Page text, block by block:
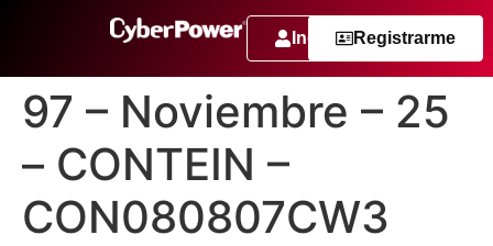
IngresarRegistrarme
97 – Noviembre – 25
– CONTEIN –
CON080807CW3